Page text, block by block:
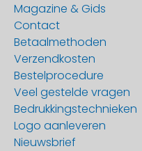
Magazine & Gids
Contact
Betaalmethoden
Verzendkosten
Bestelprocedure
Veel gestelde vragen
Bedrukkingstechnieken
Logo aanleveren
Nieuwsbrief